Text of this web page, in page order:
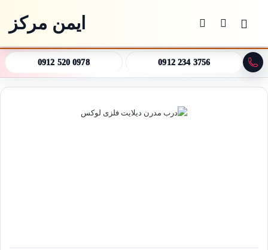
جستجو برای ایمن مرکز
0912 520 0978 0912 234 3756